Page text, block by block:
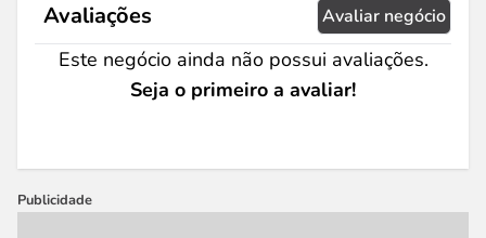
Avaliações Avaliar negócio
Este negócio ainda não possui avaliações.
Seja o primeiro a avaliar!
Publicidade